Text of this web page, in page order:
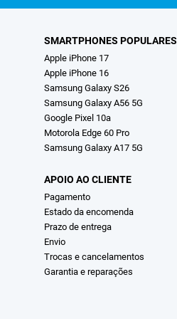
SMARTPHONES POPULARES
Apple iPhone 17
Apple iPhone 16
Samsung Galaxy S26
Samsung Galaxy A56 5G
Google Pixel 10a
Motorola Edge 60 Pro
Samsung Galaxy A17 5G
APOIO AO CLIENTE
Pagamento
Estado da encomenda
Prazo de entrega
Envio
Trocas e cancelamentos
Garantia e reparações